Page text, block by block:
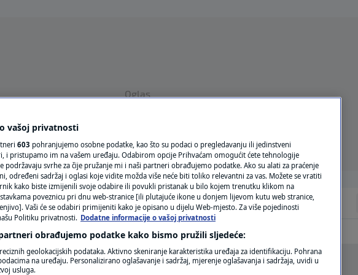
Oglas
VRIJEME
N1 TEME
REGIJA
vašoj privatnosti
603 pohranjujemo osobne podatke, kao što su podaci o pregledavanju ili jedinstveni
i pristupamo im na vašem uređaju. Odabirom opcije Prihvaćam omogućit ćete tehnologije
podržavaju svrhe za čije pružanje mi i naši partneri obrađujemo podatke. Ako su alati za praćenje
određeni sadržaj i oglasi koje vidite možda više neće biti toliko relevantni za vas. Možete se vratiti
kako biste izmijenili svoje odabire ili povukli pristanak u bilo kojem trenutku klikom na
poveznicu pri dnu web-stranice [ili plutajuće ikone u donjem lijevom kutu web stranice,
Vaši će se odabiri primijeniti kako je opisano u dijelu Web-mjesto. Za više pojedinosti
Politiku privatnosti. Dodatne informacije o vašoj privatnosti
obrađujemo podatke kako bismo pružili sljedeće:
geolokacijskih podataka. Aktivno skeniranje karakteristika uređaja za identifikaciju. Pohrana
na uređaju. Personalizirano oglašavanje i sadržaj, mjerenje oglašavanja i sadržaja, uvidi u
usluga.